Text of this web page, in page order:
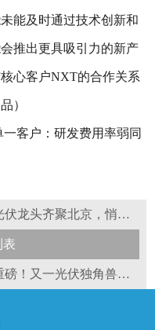
能及时通过技术创新和
推出更具吸引力的新产
心客户NXT的合作关系
）
客户：研发费用率弱同
上一条：乐鱼体育官网app下载-光伏龙头齐聚北京，悄悄召开关键性会议
表
下一条：乐鱼体育官网app下载-重磅！又一光伏独角兽冲刺港股上市！